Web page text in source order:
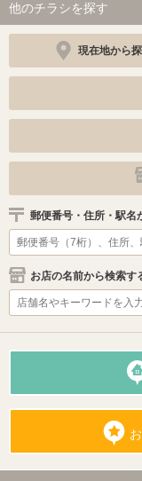
他のチラシを探す
現在地から
郵便番号・住所・駅名
お店の名前から検索す